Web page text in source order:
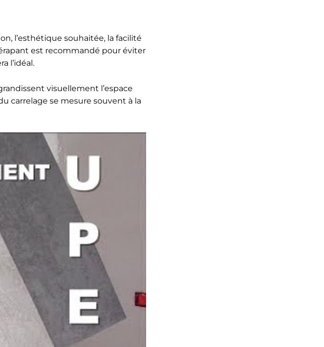
l’esthétique souhaitée, la facilité
est recommandé pour éviter
l’idéal.
visuellement l’espace
carrelage se mesure souvent à la